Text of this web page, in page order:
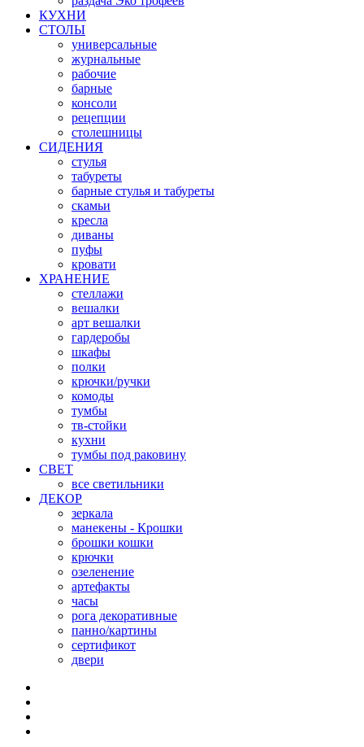
КУХНИ
СТОЛЫ
универсальные
журнальные
рабочие
барные
консоли
рецепции
столешницы
СИДЕНИЯ
стулья
табуреты
барные стулья и табуреты
скамьи
кресла
диваны
пуфы
кровати
ХРАНЕНИЕ
стеллажи
вешалки
арт вешалки
гардеробы
шкафы
полки
крючки/ручки
комоды
тумбы
тв-стойки
кухни
тумбы под раковину
СВЕТ
все светильники
ДЕКОР
зеркала
манекены - Крошки
брошки кошки
крючки
озеленение
артефакты
часы
рога декоративные
панно/картины
сертификот
двери